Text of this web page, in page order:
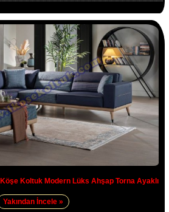
Koltuk Modern Lüks Ahşap Torna Ayaklı
Yakından İncele »